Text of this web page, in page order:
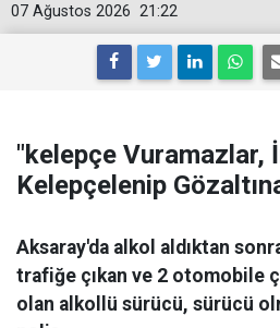
21:22
07 Ağustos 2026
"kelepçe Vuramazlar,
Kelepçelenip
Aksaray'da alkol aldıktan
trafiğe çıkan ve 2 otomobile
olan alkollü sürücü, sürücü